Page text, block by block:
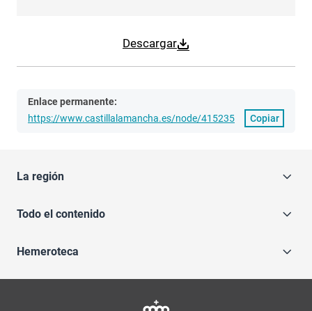
Descargar
Enlace permanente:
https://www.castillalamancha.es/node/415235
Copiar
La región
Todo el contenido
Hemeroteca